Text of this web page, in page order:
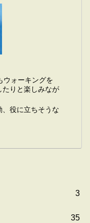
ウォーキングを
たりと楽しみなが
役に立ちそうな
3
35